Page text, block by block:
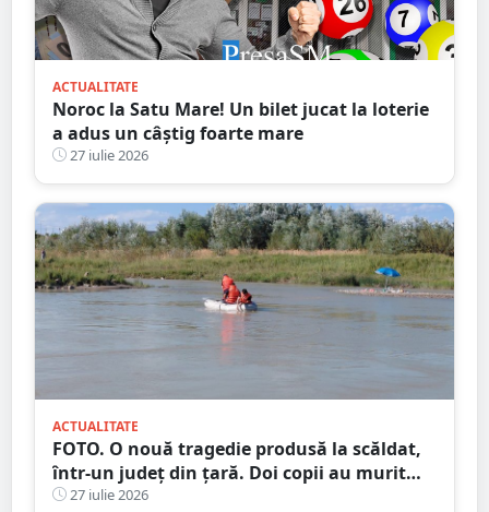
ACTUALITATE
Noroc la Satu Mare! Un bilet jucat la loterie
a adus un câștig foarte mare
27 iulie 2026
ACTUALITATE
FOTO. O nouă tragedie produsă la scăldat,
într-un județ din țară. Doi copii au murit
încercând să își salveze sora
27 iulie 2026